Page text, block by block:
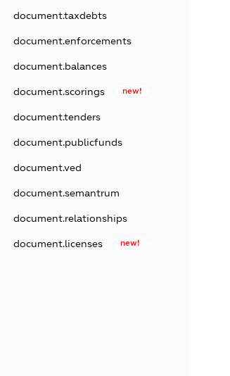
document.taxdebts
document.enforcements
document.balances
document.scorings new!
document.tenders
document.publicfunds
document.ved
document.semantrum
document.relationships
document.licenses new!